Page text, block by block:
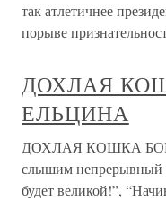
так атлетичнее
порыве
ДОХЛАЯ
ЕЛЬЦИНА
ДОХЛАЯ КОШКА
слышим непрерывный
будет великой!”,